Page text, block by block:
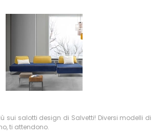
sui salotti design di Salvetti! Diversi modelli di
ti attendono.